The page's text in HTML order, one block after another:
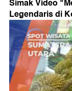
Simak Video "
Legendaris di